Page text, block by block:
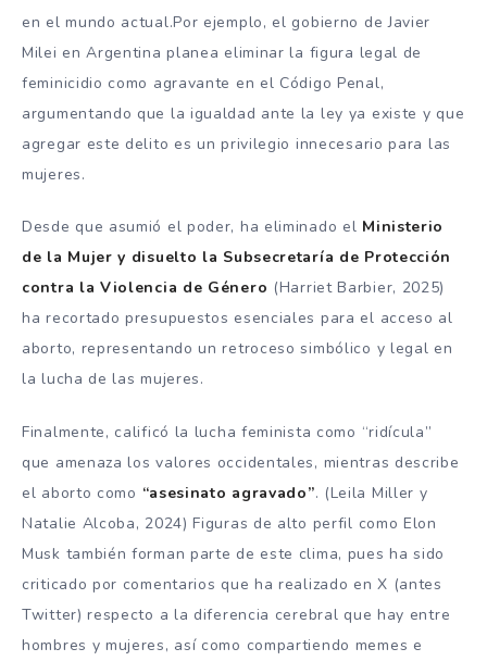
en el mundo actual.Por ejemplo, el gobierno de Javier
Milei en Argentina planea eliminar la figura legal de
feminicidio como agravante en el Código Penal,
argumentando que la igualdad ante la ley ya existe y que
agregar este delito es un privilegio innecesario para las
mujeres.
Desde que asumió el poder, ha eliminado el Ministerio
de la Mujer y disuelto la Subsecretaría de Protección
contra la Violencia de Género (Harriet Barbier, 2025)
ha recortado presupuestos esenciales para el acceso al
aborto, representando un retroceso simbólico y legal en
la lucha de las mujeres.
Finalmente, calificó la lucha feminista como “ridícula”
que amenaza los valores occidentales, mientras describe
el aborto como “asesinato agravado”. (Leila Miller y
Natalie Alcoba, 2024) Figuras de alto perfil como Elon
Musk también forman parte de este clima, pues ha sido
criticado por comentarios que ha realizado en X (antes
Twitter) respecto a la diferencia cerebral que hay entre
hombres y mujeres, así como compartiendo memes e